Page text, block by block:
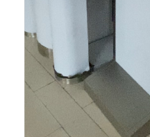
Producten
Video's
Over ons